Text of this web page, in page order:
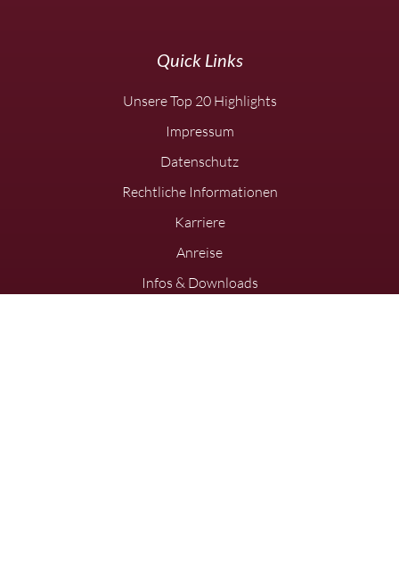
Quick Links
Unsere Top 20 Highlights
Impressum
Datenschutz
Rechtliche Informationen
Karriere
Anreise
Infos & Downloads